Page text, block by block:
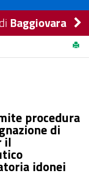
Baggiovara
il dipartimento
idonei
procedura
di
il
idonei